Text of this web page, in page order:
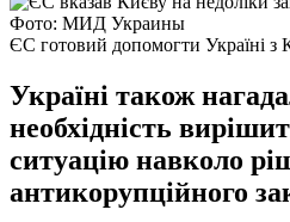
Фото: МИД Украины
ЄС готовий допомогти Україні
Україні також
необхідність
ситуацію навколо
антикорупційного